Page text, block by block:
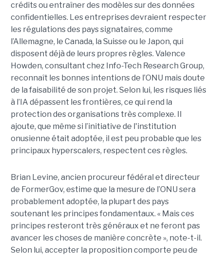
crédits ou entraîner des modèles sur des données
confidentielles. Les entreprises devraient respecter
les régulations des pays signataires, comme
l’Allemagne, le Canada, la Suisse ou le Japon, qui
disposent déjà de leurs propres règles. Valence
Howden, consultant chez Info-Tech Research Group,
reconnaît les bonnes intentions de l’ONU mais doute
de la faisabilité de son projet. Selon lui, les risques liés
à l’IA dépassent les frontières, ce qui rend la
protection des organisations très complexe. Il
ajoute, que même si l’initiative de l'institution
onusienne était adoptée, il est peu probable que les
principaux hyperscalers, respectent ces règles.
Brian Levine, ancien procureur fédéral et directeur
de FormerGov, estime que la mesure de l’ONU sera
probablement adoptée, la plupart des pays
soutenant les principes fondamentaux. « Mais ces
principes resteront très généraux et ne feront pas
avancer les choses de manière concrète », note-t-il.
Selon lui, accepter la proposition comporte peu de